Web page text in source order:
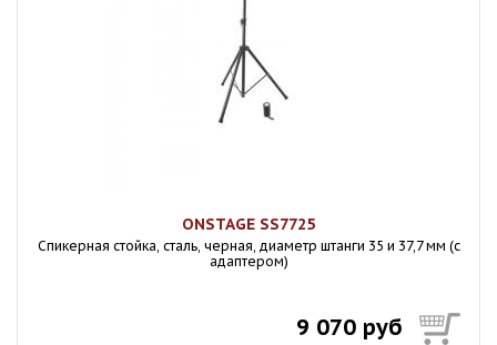
ONSTAGE SS7725
Спикерная стойка, сталь, черная, диаметр штанги 35 и 37,7 мм (с
адаптером)
9 070 руб